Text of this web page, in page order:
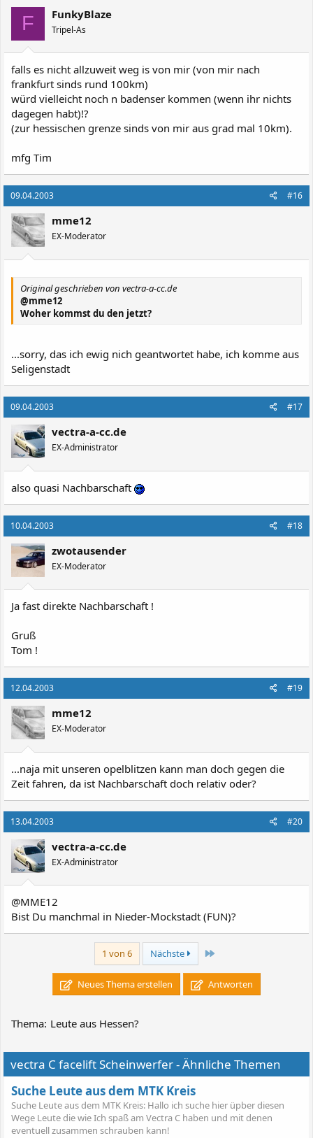
F FunkyBlaze
Tripel-As
falls es nicht allzuweit weg is von mir (von mir nach
frankfurt sinds rund 100km)
würd vielleicht noch n badenser kommen (wenn ihr nichts
dagegen habt)!?
(zur hessischen grenze sinds von mir aus grad mal 10km).
mfg Tim
09.04.2003 #16
mme12
EX-Moderator
Original geschrieben von vectra-a-cc.de
@mme12
Woher kommst du den jetzt?
...sorry, das ich ewig nich geantwortet habe, ich komme aus
Seligenstadt
09.04.2003 #17
vectra-a-cc.de
EX-Administrator
also quasi Nachbarschaft
10.04.2003 #18
zwotausender
EX-Moderator
Ja fast direkte Nachbarschaft !
Gruß
Tom !
12.04.2003 #19
mme12
EX-Moderator
...naja mit unseren opelblitzen kann man doch gegen die
Zeit fahren, da ist Nachbarschaft doch relativ oder?
13.04.2003 #20
vectra-a-cc.de
EX-Administrator
@MME12
Bist Du manchmal in Nieder-Mockstadt (FUN)?
1 von 6 Nächste Letzte
Neues Thema erstellen Antworten
Thema: Leute aus Hessen?
vectra C facelift Scheinwerfer - Ähnliche Themen
Suche Leute aus dem MTK Kreis
Suche Leute aus dem MTK Kreis: Hallo ich suche hier üpber diesen
Wege Leute die wie Ich spaß am Vectra C haben und mit denen
eventuell zusammen schrauben kann!